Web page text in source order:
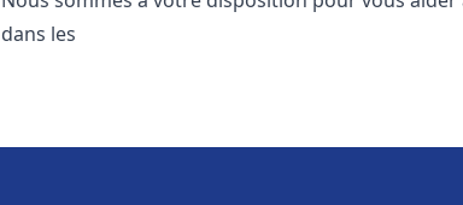
dans les